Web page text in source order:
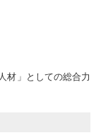
材」としての総合力